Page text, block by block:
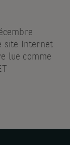
site Internet
lue comme